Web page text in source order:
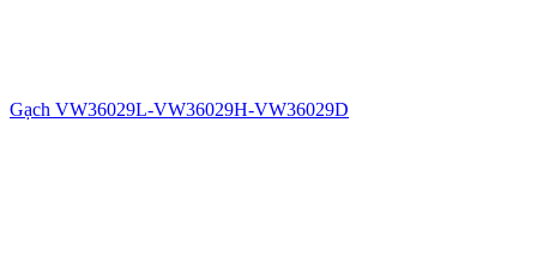
Gạch VW36029L-VW36029H-VW36029D